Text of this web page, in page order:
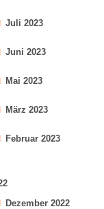
Juli 2023
Juni 2023
Mai 2023
März 2023
Februar 2023
Dezember 2022